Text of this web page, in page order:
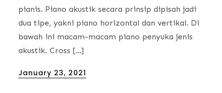
pianis. Piano akustik secara prinsip dipisah jadi
dua tipe, yakni piano horizontal dan vertikal. Di
bawah ini macam-macam piano penyuka jenis
akustik. Cross […]
Posted
January 23, 2021